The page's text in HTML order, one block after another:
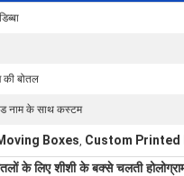
की बोतल
नाम के साथ कस्टम
Boxes, Custom Printed
के लिए शीशी के बक्से चलती